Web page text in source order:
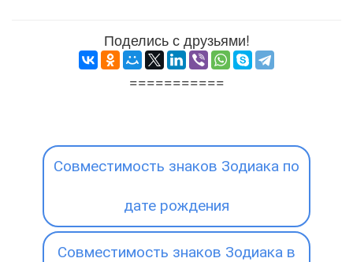
Поделись с друзьями!
===========
Совместимость знаков Зодиака по
дате рождения
Совместимость знаков Зодиака в